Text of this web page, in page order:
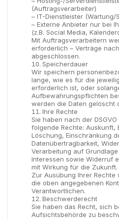
(Auftragsverarbeiter)
– IT-Dienstleister (Wartung/
– Externe Anbieter nur bei
(z.B. Social Media,
Mit Auftragsverarbeitern
erforderlich – Verträge
abgeschlossen.
Speicherdauer
Wir speichern
lange, wie es für die
erforderlich ist, oder
Aufbewahrungspflichten
werden die Daten gelöscht
Ihre Rechte
Sie haben nach der
folgende Rechte: Auskunft,
Löschung, Einschränkung
Datenübertragbarkeit,
Verarbeitung auf
Interessen sowie Widerruf
mit Wirkung für die Zukunft.
Zur Ausübung Ihrer Rechte
die oben angegebenen
Verantwortlichen.
Beschwerderecht
Sie haben das Recht, sich
Aufsichtsbehörde zu